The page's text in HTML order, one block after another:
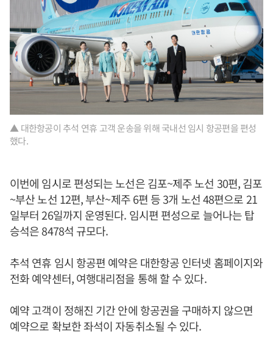
▲ 대한항공이 추석 연휴 고객 운송을 위해 국내선 임시 항공편을 편성
했다.
이번에 임시로 편성되는 노선은 김포~제주 노선 30편, 김포
~부산 노선 12편, 부산~제주 6편 등 3개 노선 48편으로 21
일부터 26일까지 운영된다. 임시편 편성으로 늘어나는 탑
승석은 8478석 규모다.
추석 연휴 임시 항공편 예약은 대한항공 인터넷 홈페이지와
전화 예약센터, 여행대리점을 통해 할 수 있다.
예약 고객이 정해진 기간 안에 항공권을 구매하지 않으면
예약으로 확보한 좌석이 자동취소될 수 있다.